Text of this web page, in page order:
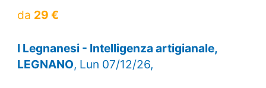
da 29 €
I Legnanesi - Intelligenza artigianale,
LEGNANO, Lun 07/12/26,